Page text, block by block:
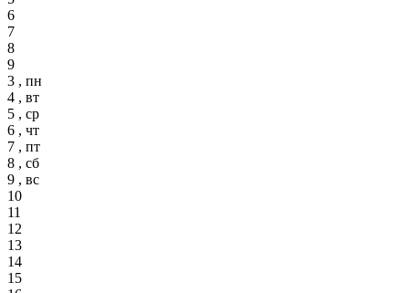
6
7
8
9
3 , пн
4 , вт
5 , ср
6 , чт
7 , пт
8 , сб
9 , вс
10
11
12
13
14
15